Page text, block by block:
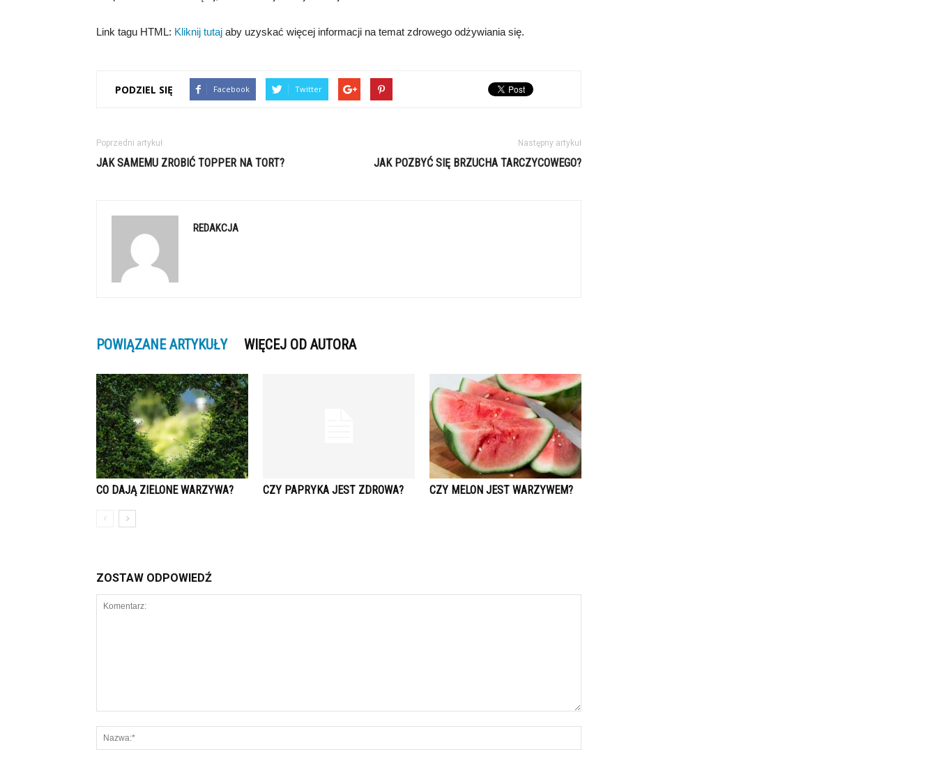
Link tagu HTML: Kliknij tutaj aby uzyskać więcej informacji na temat zdrowego odżywiania się.
PODZIEL SIĘ Facebook Twitter
Poprzedni artykuł
JAK SAMEMU ZROBIĆ TOPPER NA TORT?
Następny artykuł
JAK POZBYĆ SIĘ BRZUCHA TARCZYCOWEGO?
REDAKCJA
POWIĄZANE ARTYKUŁY WIĘCEJ OD AUTORA
CO DAJĄ ZIELONE WARZYWA? CZY PAPRYKA JEST ZDROWA? CZY MELON JEST WARZYWEM?
ZOSTAW ODPOWIEDŹ